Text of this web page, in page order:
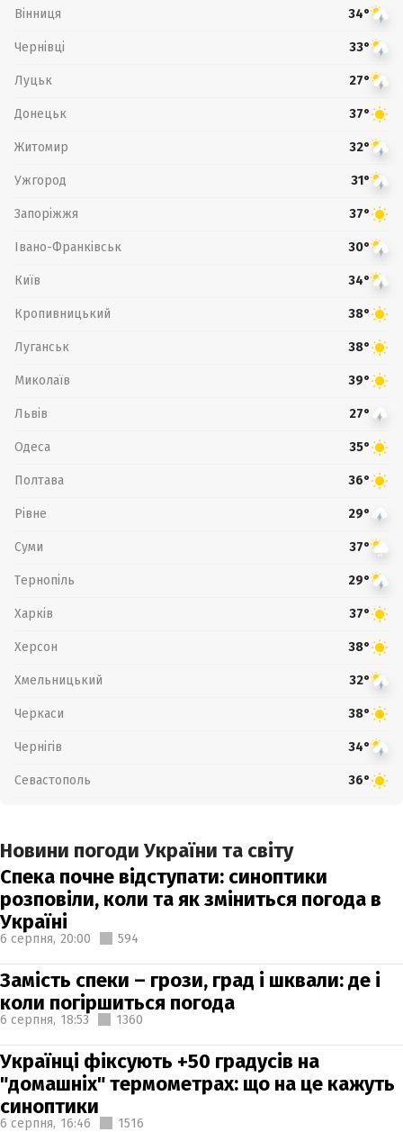
Вінниця 34°
Чернівці 33°
Луцьк 27°
Донецьк 37°
Житомир 32°
Ужгород 31°
Запоріжжя 37°
Івано-Франківськ 30°
Київ 34°
Кропивницький 38°
Луганськ 38°
Миколаїв 39°
Львів 27°
Одеса 35°
Полтава 36°
Рівне 29°
Суми 37°
Тернопіль 29°
Харків 37°
Херсон 38°
Хмельницький 32°
Черкаси 38°
Чернігів 34°
Севастополь 36°
Новини погоди України та світу
Спека почне відступати: синоптики
розповіли, коли та як зміниться погода в
Україні
6 серпня, 20:00 594
Замість спеки – грози, град і шквали: де і
коли погіршиться погода
6 серпня, 18:53 1360
Українці фіксують +50 градусів на
"домашніх" термометрах: що на це кажуть
синоптики
6 серпня, 16:46 1516